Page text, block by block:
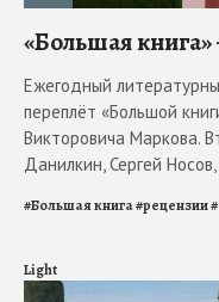
«Большая
Ежегодный
переплёт «Большой
Викторовича Маркова.
Данилкин, Сергей
#Большая книга#рецензии#
Light